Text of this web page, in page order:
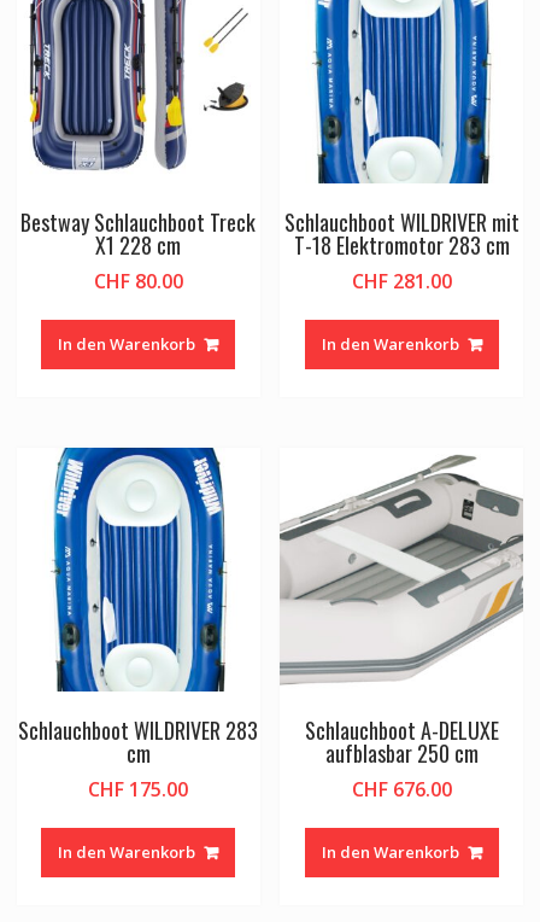
Bestway Schlauchboot Treck
X1 228 cm
CHF80.00
In den Warenkorb
Schlauchboot WILDRIVER mit
T-18 Elektromotor 283 cm
CHF281.00
In den Warenkorb
Schlauchboot WILDRIVER 283
cm
CHF 175.00
In den Warenkorb
Schlauchboot A-DELUXE
aufblasbar 250 cm
CHF676.00
In den Warenkorb